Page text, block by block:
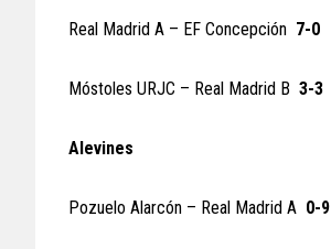
Real Madrid A – EF Concepción 7-0
Móstoles URJC – Real Madrid B 3-3
Alevines
Pozuelo Alarcón – Real Madrid A 0-9